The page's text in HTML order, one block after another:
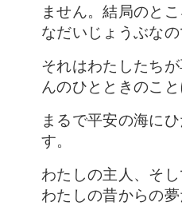
ません。結局のと
なだいじょうぶなの
それはわたしたち
んのひとときのこと
まるで平安の海に
す。
わたしの主人、そし
わたしの昔からの夢